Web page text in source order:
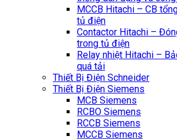
MCCB Hitachi – CB
tủ điện
Contactor Hitachi –
trong tủ điện
Relay nhiệt Hitachi –
quá tải
Thiết Bị Điện Schneider
Thiết Bị Điện Siemens
MCB Siemens
RCBO Siemens
RCCB Siemens
MCCB Siemens